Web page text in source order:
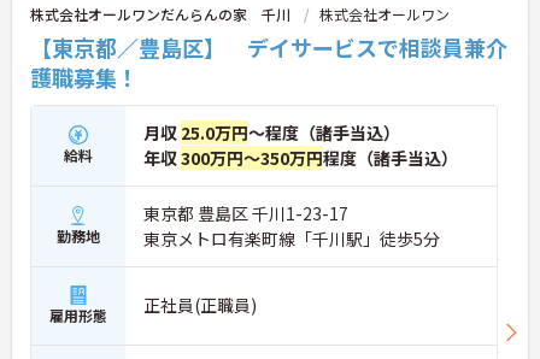
株式会社オールワンだんらんの家 千川 株式会社オールワン
【東京都／豊島区】 デイサービスで相談員兼介
護職募集！
給料
月収 25.0万円～程度（諸手当込）
年収300万円～350万円程度（諸手当込）
勤務地
東京都 豊島区 千川1-23-17
東京メトロ有楽町線「千川駅」徒歩5分
雇用形態 正社員(正職員)